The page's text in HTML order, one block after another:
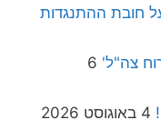
חובת ההתנגדות
צה"ל' 6
4 באוגוסט 2026